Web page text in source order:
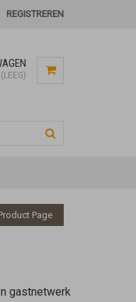
REGISTREREN
(LEEG)
Page
gastnetwerk